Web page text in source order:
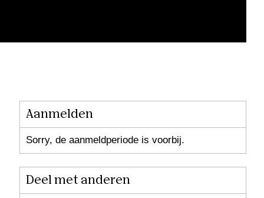
Aanmelden
Sorry, de aanmeldperiode is voorbij.
Deel met anderen